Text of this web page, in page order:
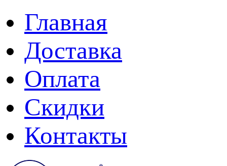
Главная
Доставка
Оплата
Скидки
Контакты